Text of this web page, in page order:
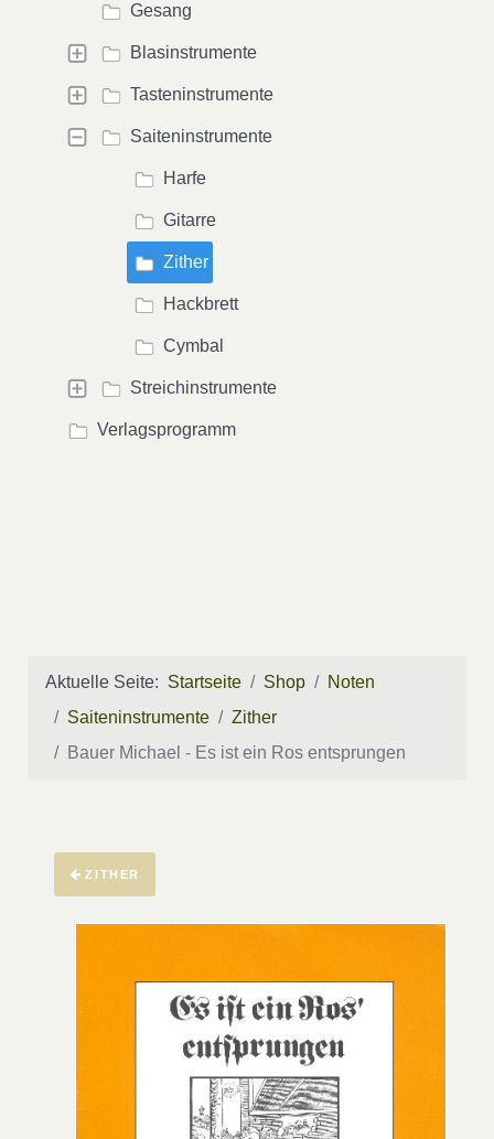
Gesang
Blasinstrumente
Tasteninstrumente
Saiteninstrumente
Harfe
Gitarre
Zither
Hackbrett
Cymbal
Streichinstrumente
Verlagsprogramm
Aktuelle Seite: Startseite Shop
Noten
Saiteninstrumente
Zither
Bauer Michael - Es ist ein Ros entsprungen
ZITHER